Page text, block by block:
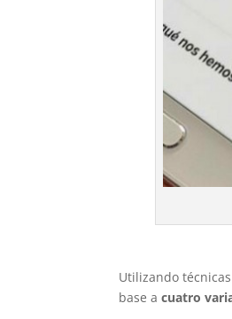
Utilizando
base acuatro